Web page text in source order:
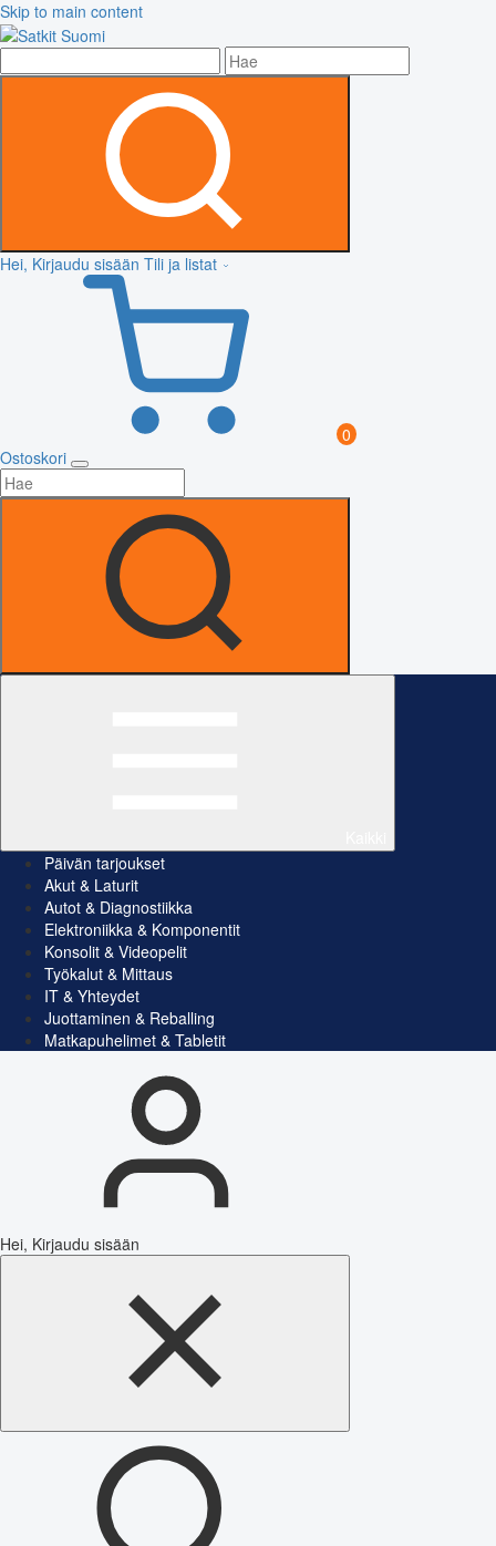
Skip to main content
Hei, Kirjaudu sisään Tili ja listat
0
Ostoskori
Päivän tarjoukset
Akut & Laturit
Autot & Diagnostiikka
Elektroniikka & Komponentit
Konsolit & Videopelit
Työkalut & Mittaus
IT & Yhteydet
Juottaminen & Reballing
Matkapuhelimet & Tabletit
Hei, Kirjaudu sisään